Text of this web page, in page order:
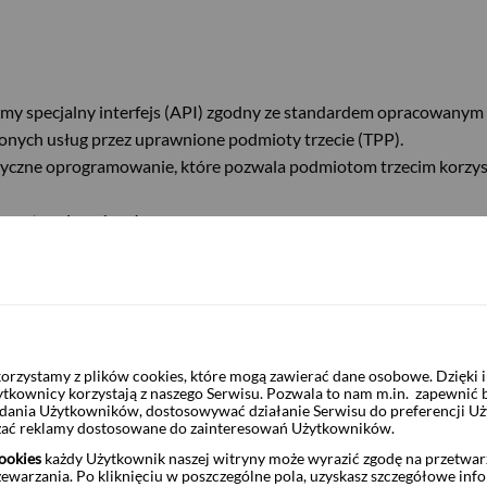
specjalny interfejs (API) zgodny ze standardem
usług przez uprawnione podmioty trzecie (TPP).
oprogramowanie, które pozwala podmiotom trzecim
usług:
transakcji płatniczej
informacji o rachunku
potwierdzania dostępności na rachunku płatniczym
do którego zapraszamy wszystkich chętnych do
nadzoru mogą korzystać z naszych produkcyjnych interfejsów
z plików cookies, które mogą zawierać dane osobowe.
korzystają z naszego Serwisu. Pozwala to nam m.in.
Użytkowników, dostosowywać działanie Serwisu do preferencji
reklamy dostosowane do zainteresowań Użytkowników.
każdy Użytkownik naszej witryny może wyrazić zgodę na
Po kliknięciu w poszczególne pola, uzyskasz szczegółowe